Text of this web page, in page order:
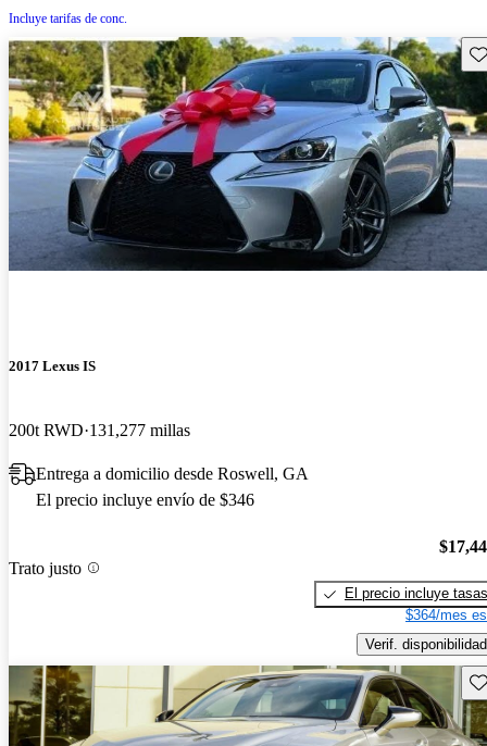
Incluye tarifas de conc.
2017 Lexus IS
200t RWD 131,277 millas
Entrega a domicilio desde Roswell, GA
El precio incluye envío de $346
Trato justo
El precio incluye tasas
$364/mes
Verif. disponibilidad